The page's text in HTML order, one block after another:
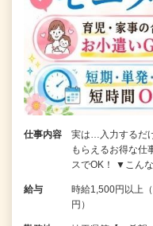
仕事内容
実は…入力するだ
もらえるお得な仕
スでOK！ ▼こん
給与
時給1,500円以上
円）